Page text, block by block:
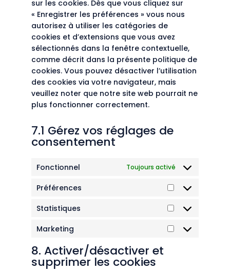
sur les cookies. Dès que vous cliquez sur
« Enregistrer les préférences » vous nous
autorisez à utiliser les catégories de
cookies et d’extensions que vous avez
sélectionnés dans la fenêtre contextuelle,
comme décrit dans la présente politique de
cookies. Vous pouvez désactiver l’utilisation
des cookies via votre navigateur, mais
veuillez noter que notre site web pourrait ne
plus fonctionner correctement.
7.1 Gérez vos réglages de
consentement
Fonctionnel Toujours activé
Préférences
Préférences
Statistiques
Statistiques
Marketing
Marketing
8. Activer/désactiver et
supprimer les cookies